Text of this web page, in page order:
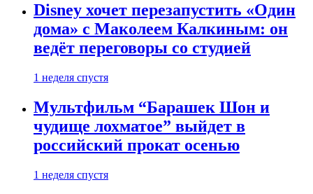
Disney хочет перезапустить «Один
дома» с Маколеем Калкиным: он
ведёт переговоры со студией
1 неделя спустя
Мультфильм “Барашек Шон и
чудище лохматое” выйдет в
российский прокат осенью
1 неделя спустя